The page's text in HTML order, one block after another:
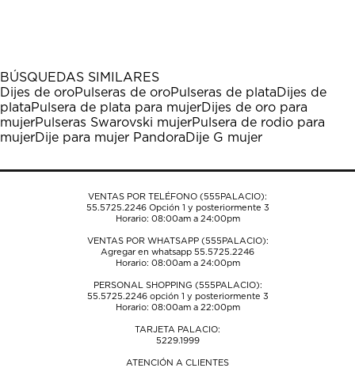
1
estrella
Esta
acción
abrirá
el
de
estrellas.
Esta
acción
abrirá
el
de
estrellas.
Esta
acción
abrirá
el
de
estrellas.
Esta
acción
abrirá
el
de
estrellas.
Esta
acción
abrirá
el
de
BÚSQUEDAS SIMILARES
Dijes de oroPulseras de oroPulseras de plata Dijes de
plataPulsera de plata para mujerDijes de oro para
mujerPulseras Swarovski mujerPulsera de rodio para
mujerDije para mujer Pandora Dije G mujer
VENTAS POR TELÉFONO (555PALACIO):
55.5725.2246Opción 1 y posteriormente 3
Horario: 08:00am a 24:00pm
VENTAS POR WHATSAPP (555PALACIO):
Agregar en whatsapp 55.5725.2246
Horario: 08:00am a 24:00pm
PERSONAL SHOPPING (555PALACIO):
55.5725.2246opción 1 y posteriormente 3
Horario: 08:00am a 22:00pm
TARJETA PALACIO:
5229.1999
ATENCIÓN A CLIENTES